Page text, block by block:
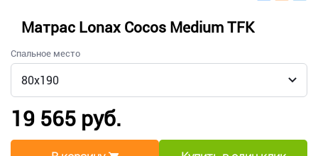
Матрас Lonax Cocos Medium TFK
Спальное место
19 565 руб.